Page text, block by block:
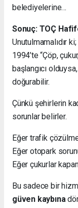
belediyelerine…
Sonuç: TOÇ
Unutulmamalıdır ki;
1994’te “Çöp,
başlangıcı
doğurabilir.
Çünkü şehirlerin
sorunlar belirler.
Eğer trafik
Eğer otopark
Eğer çukurlar
Bu sadece bir
güven kaybına